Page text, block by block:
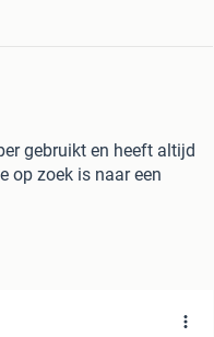
gebruikt en heeft altijd
op zoek is naar een